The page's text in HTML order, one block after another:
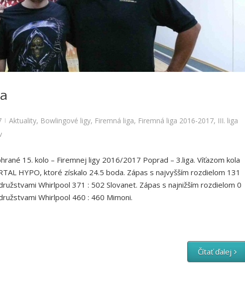
Bowlingové ligy, Firemná liga III. liga 2016/2017
| Aktuality, Bowlingové ligy, Firemná liga, Firemná liga 2016-2017, III. liga
15. kolo – Firemnej ligy 2016/2017 Poprad – 3.liga. Víťazom kola
HYPO, ktoré získalo 24.5 boda. Zápas s najvyšším rozdielom 131
Whirlpool 371 : 502 Slovanet. Zápas s najnižším rozdielom 0
Whirlpool 460 : 460 Mimoni.
Čítať ďalej